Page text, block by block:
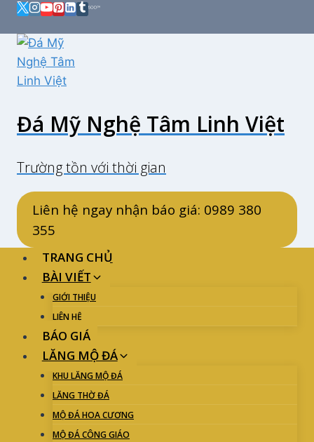
Skip
content
Đá Mỹ Nghệ Tâm Linh Việt
Trường tồn với thời gian
Liên hệ ngay nhận báo giá: 0989 380
355
TRANG CHỦ
BÀI VIẾT
GIỚI THIỆU
LIÊN HỆ
BÁO GIÁ
LĂNG MỘ ĐÁ
KHU LĂNG MỘ ĐÁ
LĂNG THỜ ĐÁ
MỘ ĐÁ HOA CƯƠNG
MỘ ĐÁ CÔNG GIÁO